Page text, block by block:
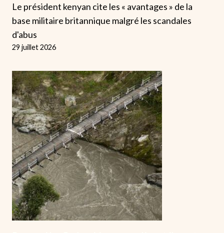
Le président kenyan cite les « avantages » de la
base militaire britannique malgré les scandales
d'abus
29 juillet 2026